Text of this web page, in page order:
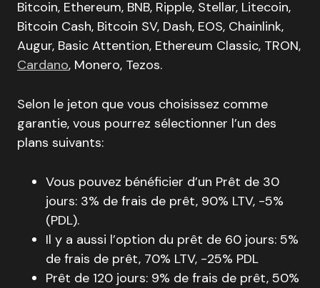
Bitcoin, Ethereum, BNB, Ripple, Stellar, Litecoin,
Bitcoin Cash, Bitcoin SV, Dash, EOS, Chainlink,
Augur, Basic Attention, Ethereum Classic, TRON,
Cardano, Monero, Tezos.
Selon le jeton que vous choisissez comme
garantie, vous pourrez sélectionner l’un des
plans suivants:
Vous pouvez bénéficier d’un Prêt de 30
jours: 3% de frais de prêt, 90% LTV, -5%
(PDL).
Il y a aussi l’option du prêt de 60 jours: 5%
de frais de prêt, 70% LTV, -25% PDL
Prêt de 120 jours: 9% de frais de prêt, 50%